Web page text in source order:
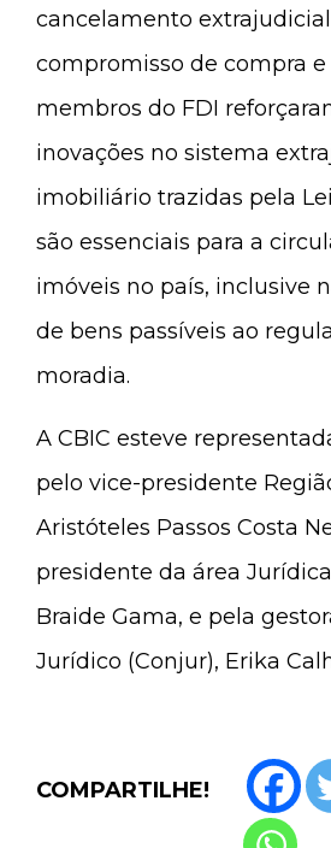
cancelamento
compromisso de compra e
membros do FDI
inovações no sistema
imobiliário trazidas pela
são essenciais para a
imóveis no país, inclusive
de bens passíveis ao
moradia.
A CBIC esteve
pelo vice-presidente
Aristóteles Passos Costa
presidente da área
Braide Gama, e pela
Jurídico (Conjur), Erika
COMPARTILHE!